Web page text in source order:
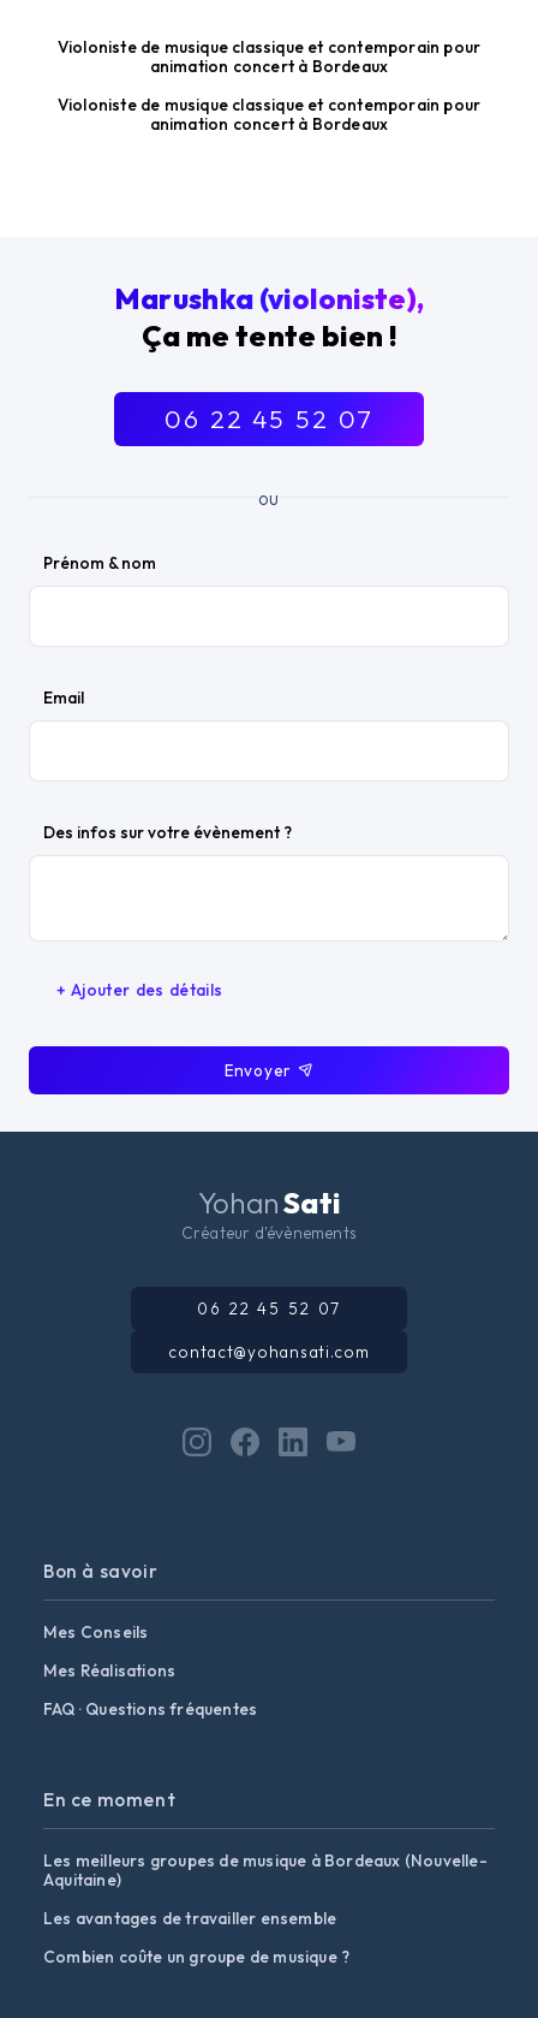
Violoniste de musique classique et contemporain pour
animation concert à Bordeaux
Violoniste de musique classique et contemporain pour
animation concert à Bordeaux
Marushka (violoniste),
Ça me tente bien !
06 22 45 52 07
ou
Prénom & nom
Email
Des infos sur votre évènement ?
+ Ajouter des détails
Envoyer
YohanSati
Créateur d'évènements
06 22 45 52 07
contact@yohansati.com
Bon à savoir
Mes Conseils
Mes Réalisations
FAQ · Questions fréquentes
En ce moment
Les meilleurs groupes de musique à Bordeaux (Nouvelle-
Aquitaine)
Les avantages de travailler ensemble
Combien coûte un groupe de musique ?